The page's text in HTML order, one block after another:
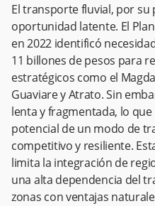
El transporte fluvial, por su
oportunidad latente. El
en 2022 identificó
11 billones de pesos para
estratégicos como el
Guaviare y Atrato. Sin
lenta y fragmentada, lo
potencial de un modo de
competitivo y resiliente.
limita la integración de
una alta dependencia del
zonas con ventajas